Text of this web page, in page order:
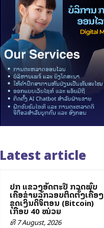
Latest article
ປກສ ແຂວງອັດຕະປື ກວດພົບ
ເຄືອຂ່າຍລັກລອບຕິດຕັ້ງເຄື່ອງ
ຂຸດເງິນດິຈິຕອນ (Bitcoin)
ເກືອບ 40 ໝ່ວຍ
ທີ 7 August, 2026